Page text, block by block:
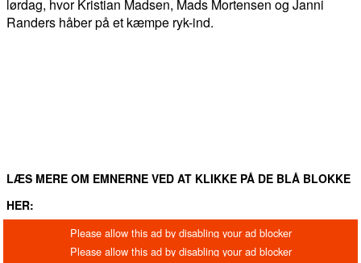
lørdag, hvor Kristian Madsen, Mads Mortensen og Janni
Randers håber på et kæmpe ryk-ind.
LÆS MERE OM EMNERNE VED AT KLIKKE PÅ DE BLÅ BLOKKE
HER: